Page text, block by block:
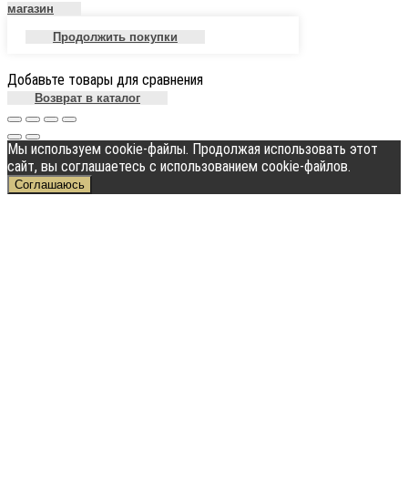
магазин
Продолжить покупки
Добавьте товары для сравнения
Возврат в каталог
Мы используем cookie-файлы. Продолжая использовать этот
сайт, вы соглашаетесь с использованием cookie-файлов.
Соглашаюсь